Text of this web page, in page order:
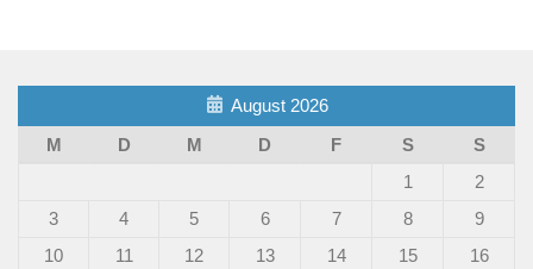
August 2026
M
D M D F S
S
1
2
3
4 5 6 7 8
9
10
11 12 13 14 15
16